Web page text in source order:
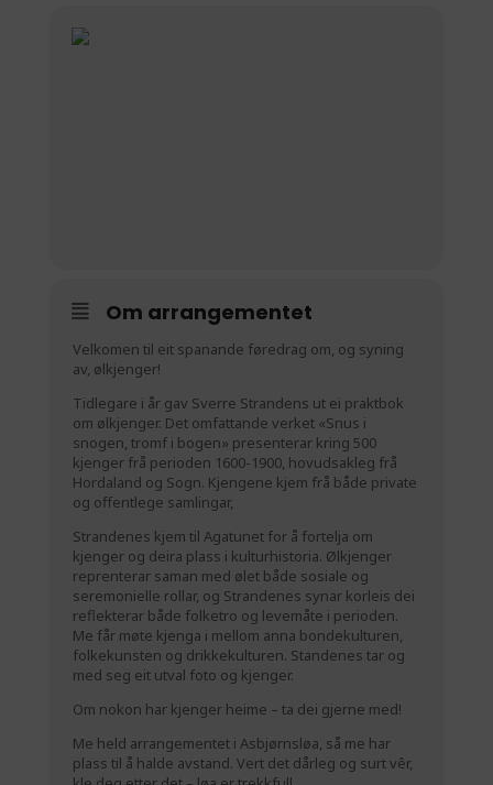
Om arrangementet
Velkomen til eit spanande føredrag om, og syning
av, ølkjenger!
Tidlegare i år gav Sverre Strandens ut ei praktbok
om ølkjenger. Det omfattande verket «Snus i
snogen, tromf i bogen» presenterar kring 500
kjenger frå perioden 1600-1900, hovudsakleg frå
Hordaland og Sogn. Kjengene kjem frå både private
og offentlege samlingar,
Strandenes kjem til Agatunet for å fortelja om
kjenger og deira plass i kulturhistoria. Ølkjenger
reprenterar saman med ølet både sosiale og
seremonielle rollar, og Strandenes synar korleis dei
reflekterar både folketro og levemåte i perioden.
Me får møte kjenga i mellom anna bondekulturen,
folkekunsten og drikkekulturen. Standenes tar og
med seg eit utval foto og kjenger.
Om nokon har kjenger heime – ta dei gjerne med!
Me held arrangementet i Asbjørnsløa, så me har
plass til å halde avstand. Vert det dårleg og surt vêr,